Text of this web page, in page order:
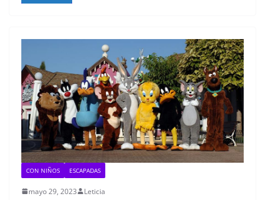
CON NIÑOS ESCAPADAS
mayo 29, 2023 Leticia